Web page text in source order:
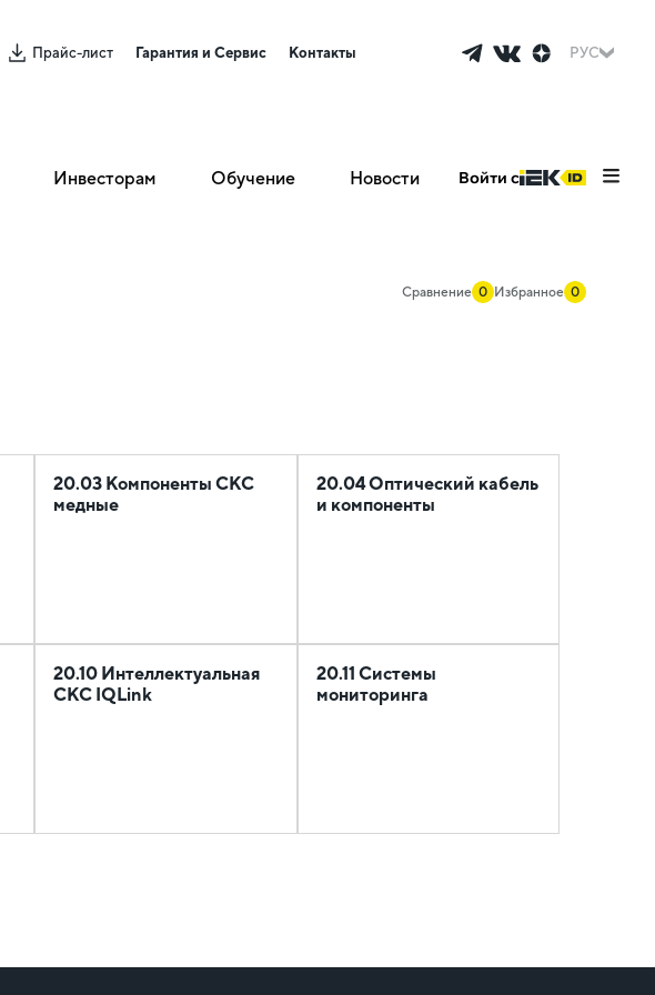
Прайс-лист Гарантия и Сервис Контакты РУС
Инвесторам Обучение Новости Войти с
Сравнение 0 Избранное 0
20.03 Компоненты СКС
медные
20.04 Оптический кабель
и компоненты
20.10 Интеллектуальная
СКС IQLink
20.11 Системы
мониторинга